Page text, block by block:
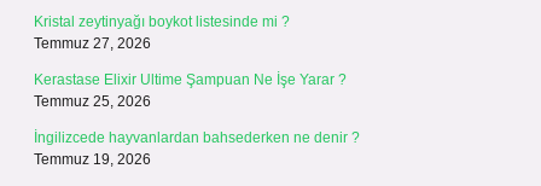
Kristal zeytinyağı boykot listesinde mi ?
Temmuz 27, 2026
Kerastase Elixir Ultime Şampuan Ne İşe Yarar ?
Temmuz 25, 2026
İngilizcede hayvanlardan bahsederken ne denir ?
Temmuz 19, 2026